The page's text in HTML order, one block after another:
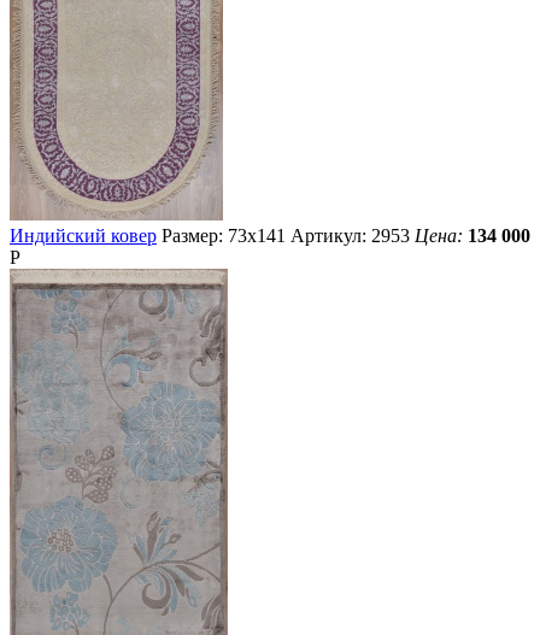
Индийский ковер Размер: 73х141 Артикул: 2953 Цена: 134 000
Р